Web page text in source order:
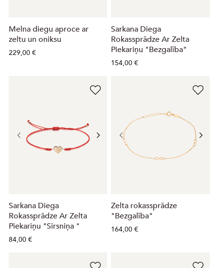
Melna diegu aproce ar
zeltu un oniksu
229,00 €
Sarkana Diega
Rokassprādze Ar Zelta
Piekariņu "Bezgalība"
154,00 €
Sarkana Diega
Rokassprādze Ar Zelta
Piekariņu "Sirsniņa "
84,00 €
Zelta rokassprādze
"Bezgalība"
164,00 €